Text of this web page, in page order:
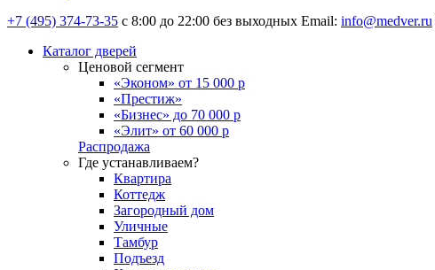
+7 (495) 374-73-35 с 8:00 до 22:00 без выходных Email: info@medver.ru
Каталог дверей
Ценовой сегмент
«Эконом» от 15 000 р
«Престиж»
«Бизнес» до 70 000 р
«Элит» от 60 000 р
Распродажа
Где устанавливаем?
Квартира
Коттедж
Загородный дом
Уличные
Тамбур
Подъезд